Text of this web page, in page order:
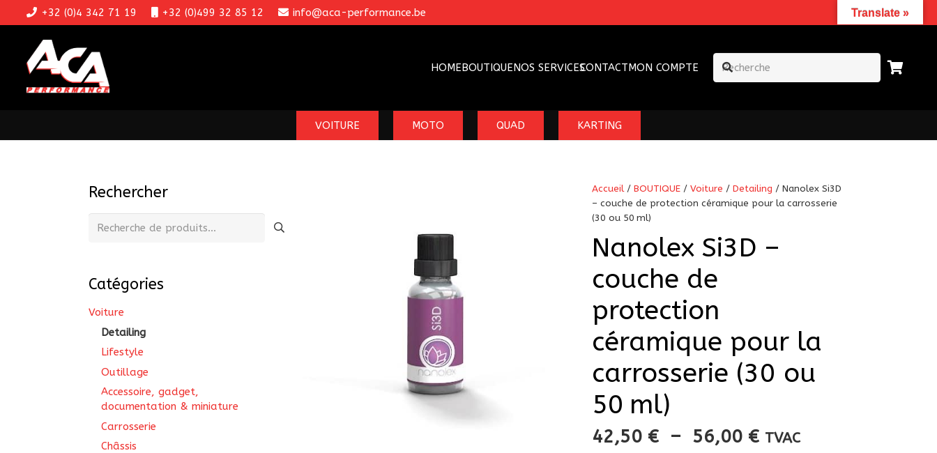
+32 (0)4 342 71 19 +32 (0)499 32 85 12 info@aca-performance.be
HOMEBOUTIQUENOS SERVICESCONTACTMON COMPTE
VOITURE MOTO QUAD KARTING
Accueil/BOUTIQUE /Voiture /Detailing / Nanolex Si3D
– couche de protection céramique pour la carrosserie
(30 ou 50 ml)
Nanolex Si3D –
couche de
protection
céramique pour la
carrosserie (30 ou
50 ml)
42,50 € – 56,00 €Plage
TVAC
Rechercher
Recherche
Catégories
Voiture
Detailing
Lifestyle
Outillage
Accessoire, gadget,
documentation & miniature
Carrosserie
Châssis
Translate »